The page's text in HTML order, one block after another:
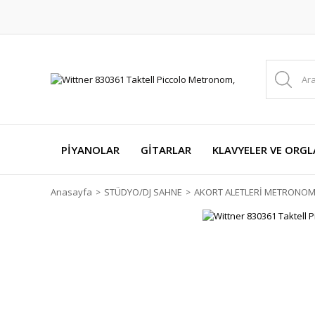
PİYANOLAR GİTARLAR KLAVYELER VE
Anasayfa STÜDYO/DJ SAHNE AKORT ALETLERİ METRONOM